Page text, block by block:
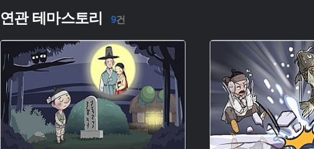
연관 테마스토리 9건